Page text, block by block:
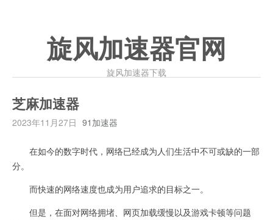
旋风加速器官网
旋风加速器下载
芝麻加速器
2023年11月27日 91加速器
在如今的数字时代，网络已经成为人们生活中不可或缺的一部
分。
而快速的网络速度也成为用户追求的目标之一。
但是，在面对网络拥堵、网页加载缓慢以及游戏卡顿等问题